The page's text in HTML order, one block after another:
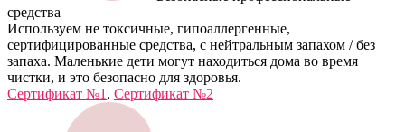
средства
Используем не токсичные, гипоаллергенные,
сертифицированные средства, с нейтральным запахом / без
запаха. Маленькие дети могут находиться дома во время
чистки, и это безопасно для здоровья.
Сертификат №1 , Сертификат №2